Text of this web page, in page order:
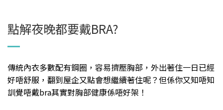
點解夜晚都要戴BRA?
傳統內衣多數配有鋼圈，容易擠壓胸部，外出著住一日已經
好唔舒服，翻到屋企又點會想繼續著住呢？但係你又知唔知
訓覺唔戴bra其實對胸部健康係唔好架！